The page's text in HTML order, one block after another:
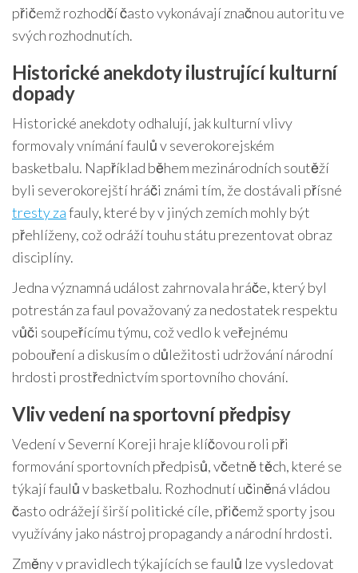
přičemž rozhodčí často vykonávají značnou autoritu ve
svých rozhodnutích.
Historické anekdoty ilustrující kulturní
dopady
Historické anekdoty odhalují, jak kulturní vlivy
formovaly vnímání faulů v severokorejském
basketbalu. Například během mezinárodních soutěží
byli severokorejští hráči známi tím, že dostávali přísné
tresty zafauly, které by v jiných zemích mohly být
přehlíženy, což odráží touhu státu prezentovat obraz
disciplíny.
Jedna významná událost zahrnovala hráče, který byl
potrestán za faul považovaný za nedostatek respektu
vůči soupeřícímu týmu, což vedlo k veřejnému
pobouření a diskusím o důležitosti udržování národní
hrdosti prostřednictvím sportovního chování.
Vliv vedení na sportovní předpisy
Vedení v Severní Koreji hraje klíčovou roli při
formování sportovních předpisů, včetně těch, které se
týkají faulů v basketbalu. Rozhodnutí učiněná vládou
často odrážejí širší politické cíle, přičemž sporty jsou
využívány jako nástroj propagandy a národní hrdosti.
Změny v pravidlech týkajících se faulů lze vysledovat